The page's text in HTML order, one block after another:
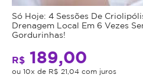
Só Hoje: 4 Sessões De
Drenagem Local Em 6 Vezes
Gordurinhas!
R$ 189,00
ou 10x de R$ 21,04 com juros